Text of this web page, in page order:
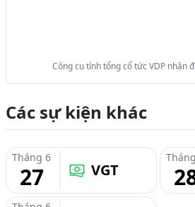
Công cụ tính tổng cổ tức VDP nhận
Các sự kiện khác
Tháng 6
27 VGT